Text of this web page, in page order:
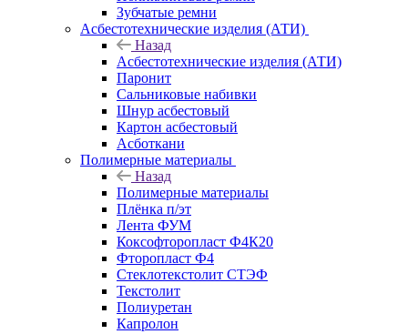
Зубчатые ремни
Асбестотехнические изделия (АТИ)
Назад
Асбестотехнические изделия (АТИ)
Паронит
Сальниковые набивки
Шнур асбестовый
Картон асбестовый
Асботкани
Полимерные материалы
Назад
Полимерные материалы
Плёнка п/эт
Лента ФУМ
Коксофторопласт Ф4К20
Фторопласт Ф4
Стеклотекстолит СТЭФ
Текстолит
Полиуретан
Капролон